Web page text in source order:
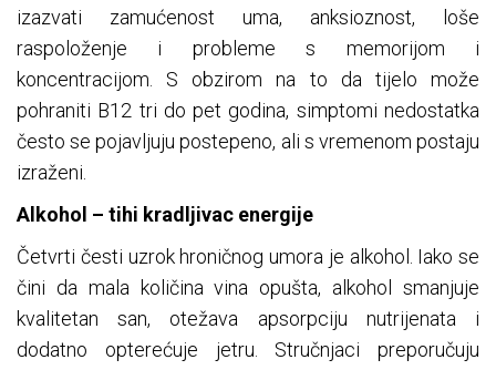
izazvati zamućenost uma, anksioznost, loše
raspoloženje i probleme s memorijom i
koncentracijom. S obzirom na to da tijelo može
pohraniti B12 tri do pet godina, simptomi nedostatka
često se pojavljuju postepeno, ali s vremenom postaju
izraženi.
Alkohol – tihi kradljivac energije
Četvrti česti uzrok hroničnog umora je alkohol. Iako se
čini da mala količina vina opušta, alkohol smanjuje
kvalitetan san, otežava apsorpciju nutrijenata i
dodatno opterećuje jetru. Stručnjaci preporučuju